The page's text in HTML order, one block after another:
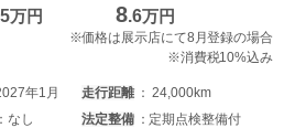
万円 8.6万円
※価格は展示店にて8月登録の場合
※消費税10%込み
年1月 走行距離
24,000km
なし 法定整備
定期点検整備付